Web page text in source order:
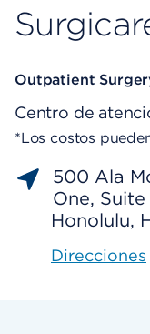
Outpatient
Centro de
*Los costos
500 Ala
One, Suite
Honolulu,
Direcciones